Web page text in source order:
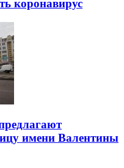
коронавирус
имени Валентины